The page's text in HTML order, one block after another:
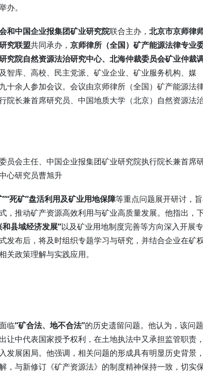
办。
和中国企业报集团矿业研究院联合主办， 北京市京师律
究联盟共同承办， 京师律所（全国）矿产能源法律专业
院自然资源法治研究中心、 北海仲裁委员会矿业仲裁
智库、高校、民主党派、矿业企业、矿业服务机构、媒
十余人参加会议。会议由京师律所（全国）矿产能源法
院长兼首席研究员、中国地质大学（北京）自然资源法
员会主任、中国企业报集团矿业研究院执行院长兼首席
心研究员曹旭升
”“死矿”盘活利用及矿业用地保障等重点问题展开研讨，
，推动矿产资源高效利用与矿业高质量发展。他指出，
县域经济发展”以及矿业用地制度完善等方向深入开展专
发布后，将及时组织专题学习与研究，并结合企业在矿
政策理解与实践应用。
临“矿合法、地不合法”的历史遗留问题。他认为，该问题
中代表国家授予权利，在土地执法中又承担监管职责，
展困局。他强调，相关问题的形成具有明显历史背景，
，与新修订《矿产资源法》的制度精神保持一致，切实